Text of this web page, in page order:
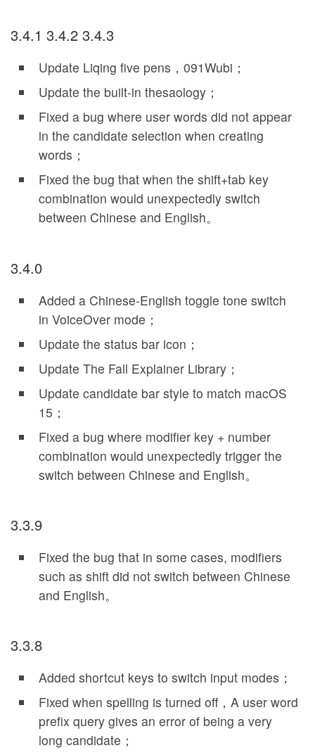
3.4.1 3.4.2 3.4.3
Update Liqing five pens，091Wubi；
Update the built-in thesaology；
Fixed a bug where user words did not appear
in the candidate selection when creating
words；
Fixed the bug that when the shift+tab key
combination would unexpectedly switch
between Chinese and English。
3.4.0
Added a Chinese-English toggle tone switch
in VoiceOver mode；
Update the status bar icon；
Update The Fall Explainer Library；
Update candidate bar style to match macOS
15；
Fixed a bug where modifier key + number
combination would unexpectedly trigger the
switch between Chinese and English。
3.3.9
Fixed the bug that in some cases, modifiers
such as shift did not switch between Chinese
and English。
3.3.8
Added shortcut keys to switch input modes；
Fixed when spelling is turned off，A user word
prefix query gives an error of being a very
long candidate；